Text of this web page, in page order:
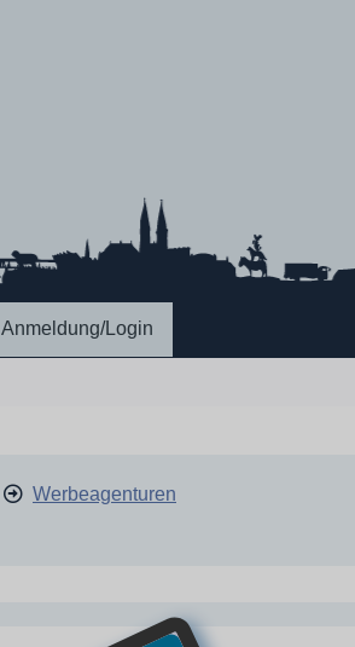
Anmeldung/Login
Werbeagenturen